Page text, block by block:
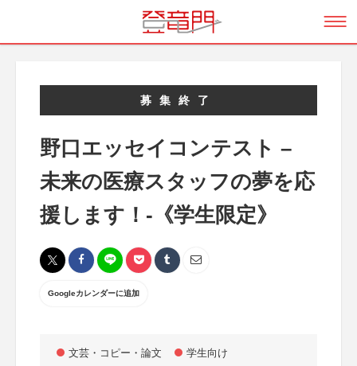
募集終了
野口エッセイコンテスト –
未来の医療スタッフの夢を応
援します！-《学生限定》
Googleカレンダーに追加
文芸・コピー・論文 学生向け